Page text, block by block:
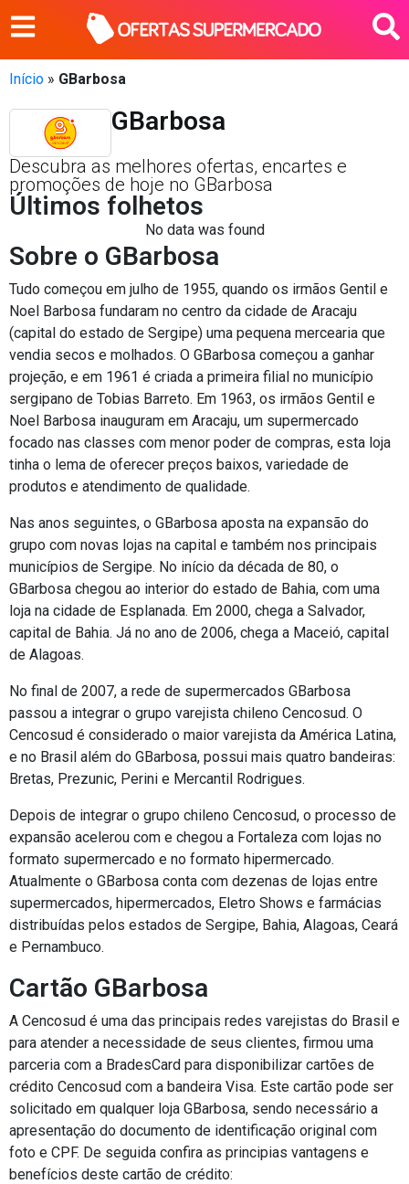
Início » GBarbosa
GBarbosa
Descubra as melhores ofertas, encartes e
promoções de hoje no GBarbosa
Últimos folhetos
No data was found
Sobre o GBarbosa
Tudo começou em julho de 1955, quando os irmãos Gentil e
Noel Barbosa fundaram no centro da cidade de Aracaju
(capital do estado de Sergipe) uma pequena mercearia que
vendia secos e molhados. O GBarbosa começou a ganhar
projeção, e em 1961 é criada a primeira filial no município
sergipano de Tobias Barreto. Em 1963, os irmãos Gentil e
Noel Barbosa inauguram em Aracaju, um supermercado
focado nas classes com menor poder de compras, esta loja
tinha o lema de oferecer preços baixos, variedade de
produtos e atendimento de qualidade.
Nas anos seguintes, o GBarbosa aposta na expansão do
grupo com novas lojas na capital e também nos principais
municípios de Sergipe. No início da década de 80, o
GBarbosa chegou ao interior do estado de Bahia, com uma
loja na cidade de Esplanada. Em 2000, chega a Salvador,
capital de Bahia. Já no ano de 2006, chega a Maceió, capital
de Alagoas.
No final de 2007, a rede de supermercados GBarbosa
passou a integrar o grupo varejista chileno Cencosud. O
Cencosud é considerado o maior varejista da América Latina,
e no Brasil além do GBarbosa, possui mais quatro bandeiras:
Bretas, Prezunic, Perini e Mercantil Rodrigues.
Depois de integrar o grupo chileno Cencosud, o processo de
expansão acelerou com e chegou a Fortaleza com lojas no
formato supermercado e no formato hipermercado.
Atualmente o GBarbosa conta com dezenas de lojas entre
supermercados, hipermercados, Eletro Shows e farmácias
distribuídas pelos estados de Sergipe, Bahia, Alagoas, Ceará
e Pernambuco.
Cartão GBarbosa
A Cencosud é uma das principais redes varejistas do Brasil e
para atender a necessidade de seus clientes, firmou uma
parceria com a BradesCard para disponibilizar cartões de
crédito Cencosud com a bandeira Visa. Este cartão pode ser
solicitado em qualquer loja GBarbosa, sendo necessário a
apresentação do documento de identificação original com
foto e CPF. De seguida confira as principias vantagens e
benefícios deste cartão de crédito: